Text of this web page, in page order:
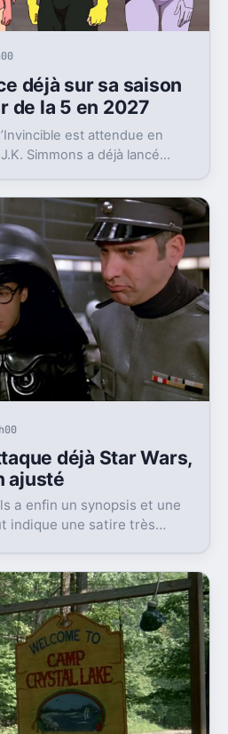
déjà sur sa saison
de la 5 en 2027
est attendue en
Simmons a déjà lancé
déjà Star Wars,
ajusté
a enfin un synopsis et une
indique une satire très